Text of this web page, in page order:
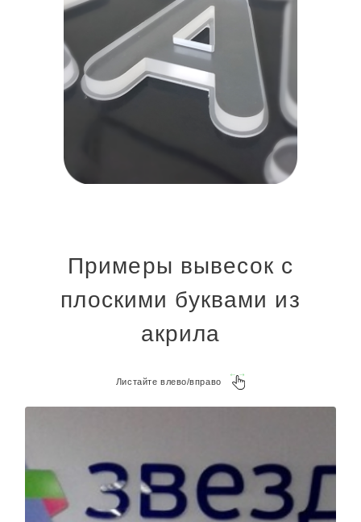
Примеры вывесок с
плоскими буквами из
акрила
Листайте влево/вправо